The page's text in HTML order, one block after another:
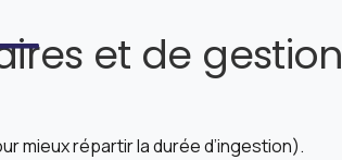
et de gestion
mieux répartir la durée d’ingestion).